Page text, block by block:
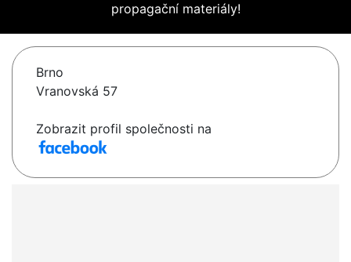
propagační materiály!
Brno
Vranovská 57
Zobrazit profil společnosti na